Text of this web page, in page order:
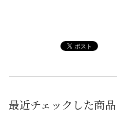
最近チェックした商品